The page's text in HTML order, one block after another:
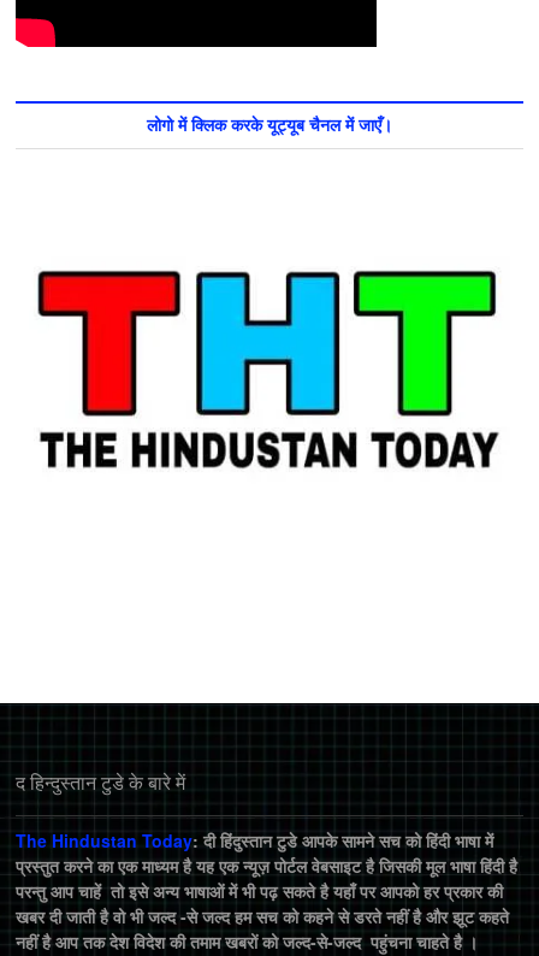
लोगो में क्लिक करके यूट्यूब चैनल में जाएँ।
द हिन्‍दुस्‍तान टुडे के बारे में
The Hindustan Today: दी हिंदुस्तान टुडे आपके सामने सच को हिंदी भाषा में
प्रस्तुत करने का एक माध्यम है यह एक न्यूज़ पोर्टल वेबसाइट है जिसकी मूल भाषा हिंदी है
परन्तु आप चाहें तो इसे अन्य भाषाओं में भी पढ़ सकते है यहाँ पर आपको हर प्रकार की
खबर दी जाती है वो भी जल्द -से जल्द हम सच को कहने से डरते नहीं है और झूट कहते
नहीं है आप तक देश विदेश की तमाम खबरों को जल्द-से-जल्द पहुंचना चाहते है ।